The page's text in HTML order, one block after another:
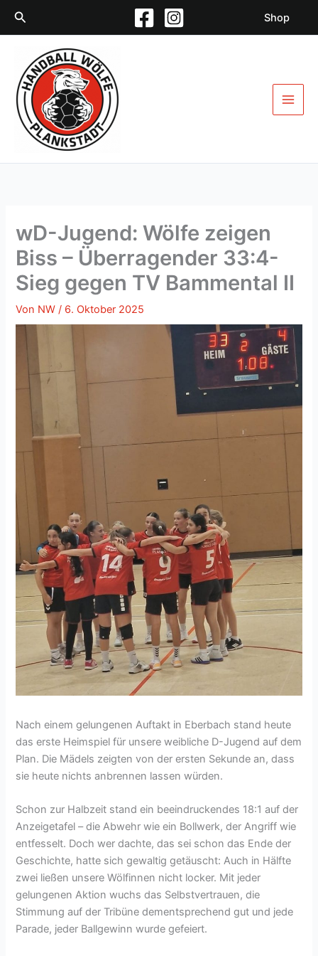
Inhalt
Suchen Shop
wD-Jugend: Wölfe zeigen
Biss – Überragender 33:4-
Sieg gegen TV Bammental II
Von NW/ 6. Oktober 2025
Nach einem gelungenen Auftakt in Eberbach stand heute
das erste Heimspiel für unsere weibliche D-Jugend auf dem
Plan. Die Mädels zeigten von der ersten Sekunde an, dass
sie heute nichts anbrennen lassen würden.
Schon zur Halbzeit stand ein beeindruckendes 18:1 auf der
Anzeigetafel – die Abwehr wie ein Bollwerk, der Angriff wie
entfesselt. Doch wer dachte, das sei schon das Ende der
Geschichte, hatte sich gewaltig getäuscht: Auch in Hälfte
zwei ließen unsere Wölfinnen nicht locker. Mit jeder
gelungenen Aktion wuchs das Selbstvertrauen, die
Stimmung auf der Tribüne dementsprechend gut und jede
Parade, jeder Ballgewinn wurde gefeiert.